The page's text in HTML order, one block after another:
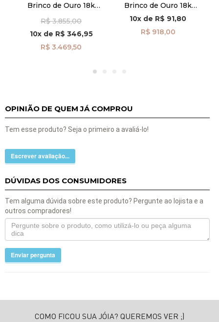
Brinco de Ouro 18k
Esmeralda br29488
R$ 3.855,00
10xde R$ 346,95
R$ 3.469,50
Brinco de Ouro 18k
Coração com Fio
Portuguesa 3cm
br29504
10x de R$ 91,80
R$ 918,00
OPINIÃO DE QUEM JÁ COMPROU
Tem esse produto? Seja o primeiro a avaliá-lo!
Escrever avaliação...
DÚVIDAS DOS CONSUMIDORES
Tem alguma dúvida sobre este produto? Pergunte ao lojista e a
outros compradores!
Enviar pergunta
COMO FICOU SUA JÓIA? QUEREMOS VER ;)